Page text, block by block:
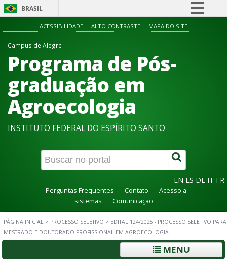
BRASIL
Simplifique!
Participe
Acesso à informação
ACESSIBILIDADE ALTO CONTRASTE MAPA DO SITE
Campus de Alegre
Programa de Pós-
graduação em
Agroecologia
INSTITUTO FEDERAL DO ESPÍRITO SANTO
EN ES DE IT FR
Perguntas Frequentes Contato
Acesso a
sistemas
Comunicação
PÁGINA INICIAL > PROCESSO SELETIVO > EDITAL 124/2025 - PROCESSO SELETIVO PARA
MESTRADO E DOUTORADO PROFISSIONAL EM AGROECOLOGIA
MENU